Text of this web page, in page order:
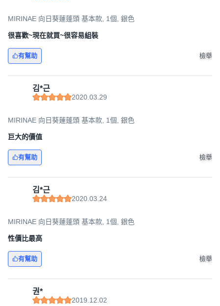
MIRINAE 向日葵蓮蓬頭 基本款, 1個, 銀色
很喜歡~現在就買~很容易組裝
有幫助 檢舉
김*근
2020.03.29
MIRINAE 向日葵蓮蓬頭 基本款, 1個, 銀色
巨大的價值
有幫助 檢舉
김*근
2020.03.24
MIRINAE 向日葵蓮蓬頭 基本款, 1個, 銀色
性價比最高
有幫助 檢舉
권*
2019.12.02